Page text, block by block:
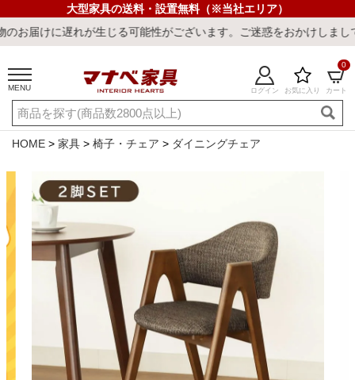
大型家具の送料・設置無料（※当社エリア）
が生じる可能性がございます。ご迷惑をおかけしまして誠に申し訳
MENU ログイン お気に入り カート
0
ご利用ガイド 新規会員登録
店舗一覧 閲覧履歴
キーワード・商品番号で探す
最短発送 冷感ラグ 冷感寝具 ワークデスク
HOME 家具 椅子・チェア ダイニングチェア